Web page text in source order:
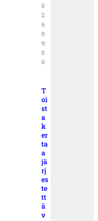
0
2
6
0
9:
0
0
T
oi
st
a
k
er
ta
a
jä
rj
es
te
tt
ä
v